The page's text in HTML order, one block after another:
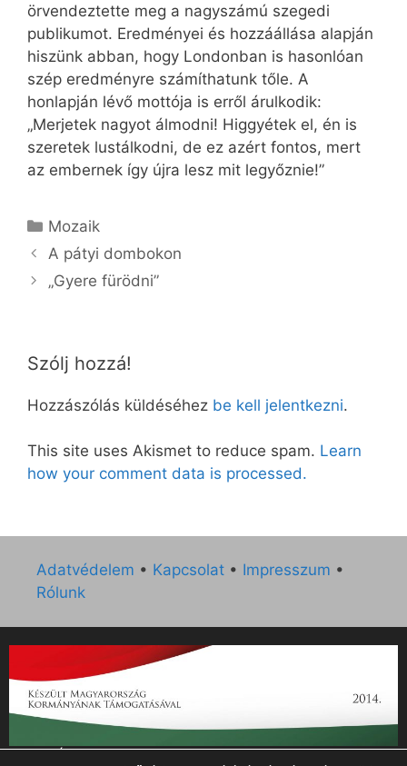
örvendeztette meg a nagyszámú szegedi
publikumot. Eredményei és hozzáállása alapján
hiszünk abban, hogy Londonban is hasonlóan
szép eredményre számíthatunk tőle. A
honlapján lévő mottója is erről árulkodik:
„Merjetek nagyot álmodni! Higgyétek el, én is
szeretek lustálkodni, de ez azért fontos, mert
az embernek így újra lesz mit legyőznie!”
Kategória
Mozaik
A pátyi dombokon
„Gyere fürödni”
Szólj hozzá!
Hozzászólás küldéséhez be kell jelentkezni.
This site uses Akismet to reduce spam. Learn
how your comment data is processed.
Adatvédelem • Kapcsolat • Impresszum •
Rólunk
„Az Új Ember katolikus hetilap 2014. évi működésének